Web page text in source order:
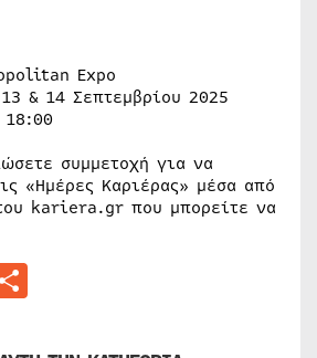
Expo
& 14 Σεπτεμβρίου 2025
συμμετοχή για να
«Ημέρες Καριέρας» μέσα από
kariera.gr που μπορείτε να